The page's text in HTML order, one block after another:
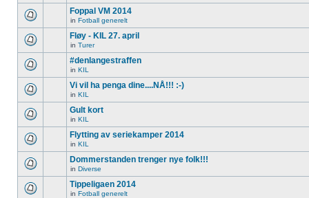
Foppal VM 2014
in Fotball generelt
Fløy - KIL 27. april
in Turer
#denlangestraffen
in KIL
Vi vil ha penga dine....NÅ!!! :-)
in KIL
Gult kort
in KIL
Flytting av seriekamper 2014
in KIL
Dommerstanden trenger nye folk!!!
in Diverse
Tippeligaen 2014
in Fotball generelt